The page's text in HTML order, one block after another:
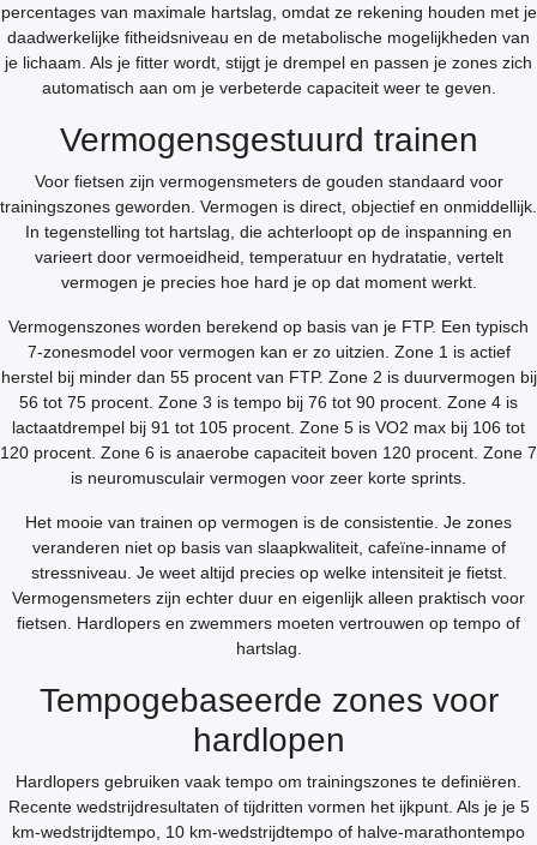
percentages van maximale hartslag, omdat ze rekening houden met je
daadwerkelijke fitheidsniveau en de metabolische mogelijkheden van
je lichaam. Als je fitter wordt, stijgt je drempel en passen je zones zich
automatisch aan om je verbeterde capaciteit weer te geven.
Vermogensgestuurd trainen
Voor fietsen zijn vermogensmeters de gouden standaard voor
trainingszones geworden. Vermogen is direct, objectief en onmiddellijk.
In tegenstelling tot hartslag, die achterloopt op de inspanning en
varieert door vermoeidheid, temperatuur en hydratatie, vertelt
vermogen je precies hoe hard je op dat moment werkt.
Vermogenszones worden berekend op basis van je FTP. Een typisch
7-zonesmodel voor vermogen kan er zo uitzien. Zone 1 is actief
herstel bij minder dan 55 procent van FTP. Zone 2 is duurvermogen bij
56 tot 75 procent. Zone 3 is tempo bij 76 tot 90 procent. Zone 4 is
lactaatdrempel bij 91 tot 105 procent. Zone 5 is VO2 max bij 106 tot
120 procent. Zone 6 is anaerobe capaciteit boven 120 procent. Zone 7
is neuromusculair vermogen voor zeer korte sprints.
Het mooie van trainen op vermogen is de consistentie. Je zones
veranderen niet op basis van slaapkwaliteit, cafeïne-inname of
stressniveau. Je weet altijd precies op welke intensiteit je fietst.
Vermogensmeters zijn echter duur en eigenlijk alleen praktisch voor
fietsen. Hardlopers en zwemmers moeten vertrouwen op tempo of
hartslag.
Tempogebaseerde zones voor
hardlopen
Hardlopers gebruiken vaak tempo om trainingszones te definiëren.
Recente wedstrijdresultaten of tijdritten vormen het ijkpunt. Als je je 5
km-wedstrijdtempo, 10 km-wedstrijdtempo of halve-marathontempo